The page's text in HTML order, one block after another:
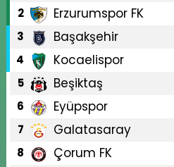
2 Erzurumspor FK
3 Başakşehir
4 Kocaelispor
5 Beşiktaş
6 Eyüpspor
7 Galatasaray
8 Çorum FK